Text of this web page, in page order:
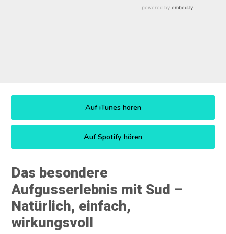
Auf iTunes hören
Auf Spotify hören
Das besondere
Aufgusserlebnis mit Sud –
Natürlich, einfach,
wirkungsvoll